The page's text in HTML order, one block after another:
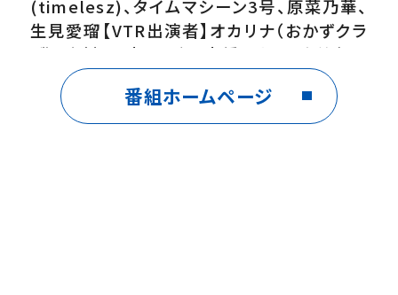
(timelesz)、タイムマシーン3号、原菜乃華、
生見愛瑠【VTR出演者】オカリナ（おかずクラ
ブ）、木村昴、高田夏帆、高橋ユウ、田中美久
ほか
番組内容
番組ホームページ